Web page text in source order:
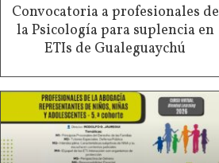
Convocatoria a profesionales de
la Psicología para suplencia en
ETIs de Gualeguaychú